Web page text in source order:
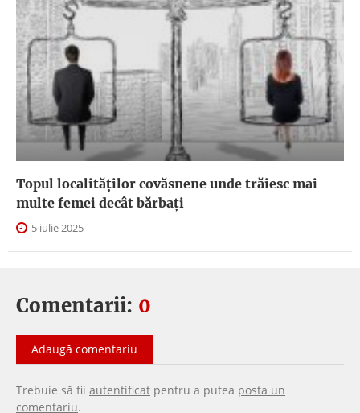
Topul localităților covăsnene unde trăiesc mai
multe femei decât bărbați
5 iulie 2025
Comentarii: 0
Adaugă comentariu
Trebuie să fii autentificat pentru a putea posta un
comentariu.